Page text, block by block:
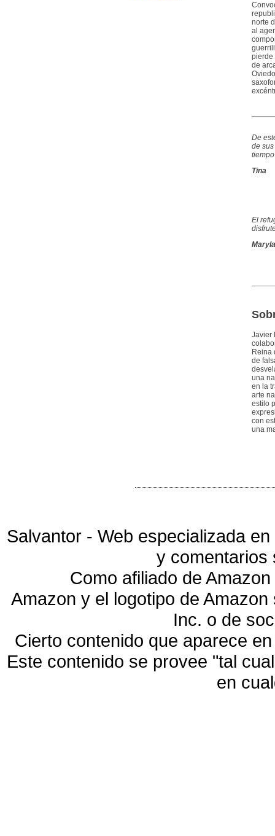
norte
al
pierde
de
De
de
Tina
El
Javier
Reina
de
una
en la
arte
estilo
con
una
Salvantor - Web especializada
y
Como afiliado de
Amazon y el logotipo de
Inc. o de
Cierto contenido que aparece
Este contenido se provee "tal
en